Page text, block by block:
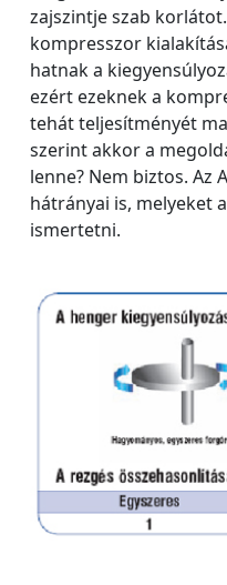
zajszintje szab
kompresszor
hatnak a
ezért ezeknek a
tehát teljesítményét
szerint akkor a
lenne? Nem biztos. Az
hátrányai is, melyeket
ismertetni.